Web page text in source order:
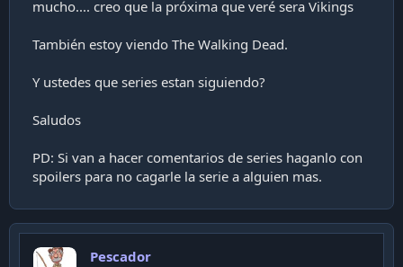
mucho.... creo que la próxima que veré sera Vikings
También estoy viendo The Walking Dead.
Y ustedes que series estan siguiendo?
Saludos
PD: Si van a hacer comentarios de series haganlo con
spoilers para no cagarle la serie a alguien mas.
Pescador